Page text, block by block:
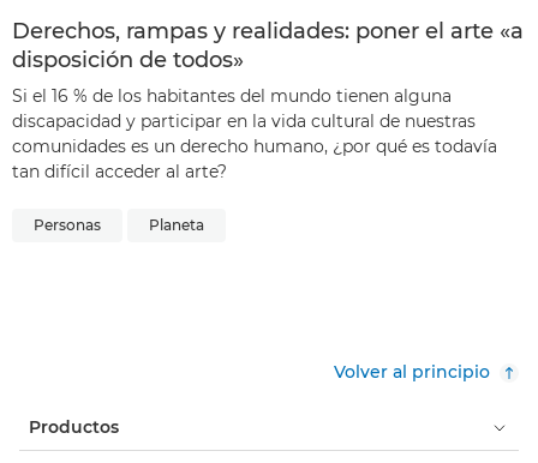
Derechos, rampas y realidades: poner el arte «a
disposición de todos»
Si el 16 % de los habitantes del mundo tienen alguna
discapacidad y participar en la vida cultural de nuestras
comunidades es un derecho humano, ¿por qué es todavía
tan difícil acceder al arte?
Personas Planeta
Volver al principio
Productos